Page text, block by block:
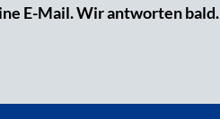
E-Mail. Wir antworten bald.